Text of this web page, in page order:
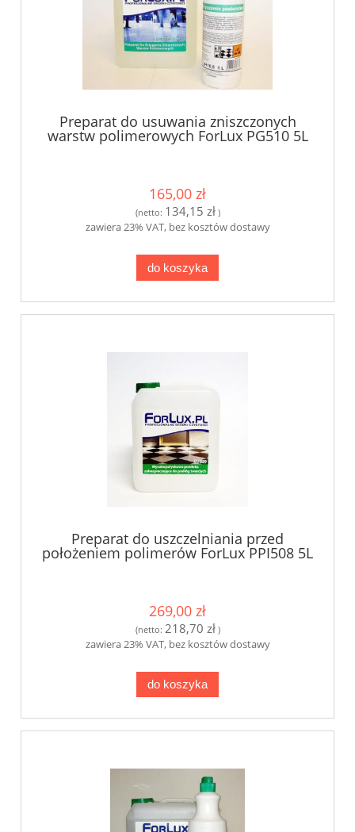
Preparat do usuwania zniszczonych
warstw polimerowych ForLux PG510 5L
165,00 zł
(netto: 134,15 zł)
zawiera 23% VAT, bez kosztów dostawy
do koszyka
Preparat do uszczelniania przed
położeniem polimerów ForLux PPI508 5L
269,00 zł
(netto: 218,70 zł)
zawiera 23% VAT, bez kosztów dostawy
do koszyka